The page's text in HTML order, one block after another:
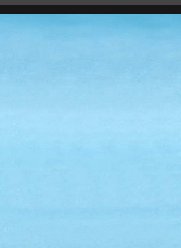
бы далеко